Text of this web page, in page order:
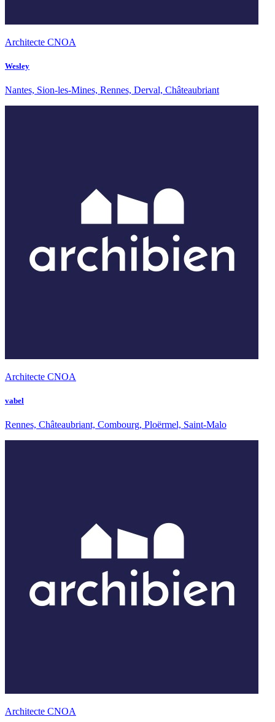
Architecte CNOA
Wesley
Nantes, Sion-les-Mines, Rennes, Derval, Châteaubriant
Architecte CNOA
vabel
Rennes, Châteaubriant, Combourg, Ploërmel, Saint-Malo
Architecte CNOA